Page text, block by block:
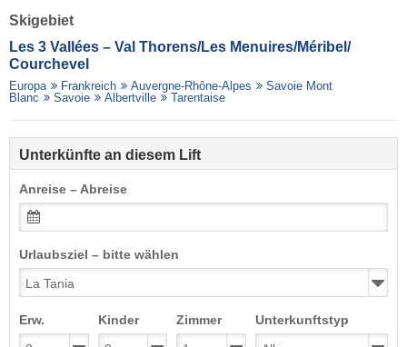
Skigebiet
Les 3 Vallées – Val Thorens/​Les Menuires/​Méribel/​
Courchevel
Europa Frankreich Auvergne-Rhône-Alpes
Savoie Mont
Blanc
Savoie Albertville Tarentaise
Unterkünfte an diesem Lift
Anreise – Abreise
Urlaubsziel – bitte wählen
Erw. Kinder Zimmer Unterkunftstyp